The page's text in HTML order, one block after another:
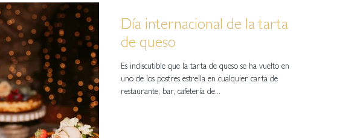
Día internacional de la tarta
de queso
Es indiscutible que la tarta de queso se ha vuelto en
uno de los postres estrella en cualquier carta de
restaurante, bar, cafetería de...